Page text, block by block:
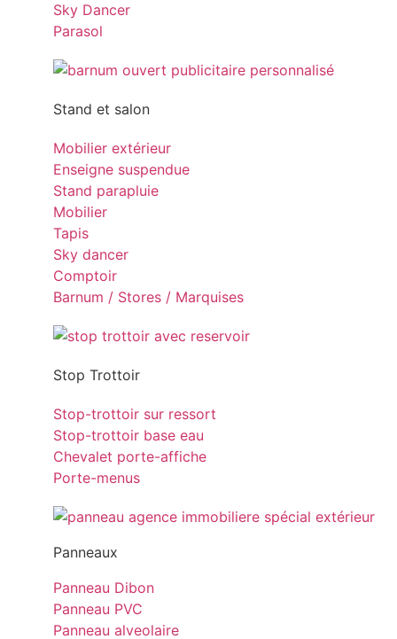
Sky Dancer
Parasol
Stand et salon
Mobilier extérieur
Enseigne suspendue
Stand parapluie
Mobilier
Tapis
Sky dancer
Comptoir
Barnum / Stores / Marquises
Stop Trottoir
Stop-trottoir sur ressort
Stop-trottoir base eau
Chevalet porte-affiche
Porte-menus
Panneaux
Panneau Dibon
Panneau PVC
Panneau alveolaire